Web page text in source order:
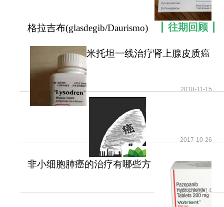
格拉吉布(glasdegib/Daurismo)
往期回顾
米托坦一线治疗肾上腺皮质癌
2018-11-15
非小细胞肺癌的治疗有哪些方
2017-10-26
2018-11-14